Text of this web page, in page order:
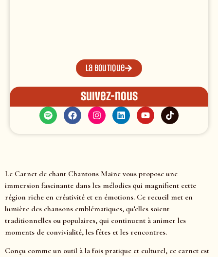
La boutique
Suivez-nous
Le Carnet de chant Chantons Maine vous propose une
immersion fascinante dans les mélodies qui magnifient cette
région riche en créativité et en émotions. Ce recueil met en
lumière des chansons emblématiques, qu’elles soient
traditionnelles ou populaires, qui continuent à animer les
moments de convivialité, les fêtes et les rencontres.
Conçu comme un outil à la fois pratique et culturel, ce carnet est